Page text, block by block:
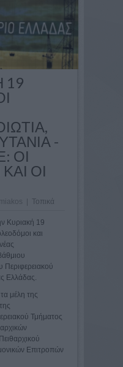
19
-
ΟΙ
ΟΙ
| Τοπικά
Κυριακή 19
και
Περιφερειακού
Ελλάδας.
μέλη της
Τμήματος
Επιτροπών